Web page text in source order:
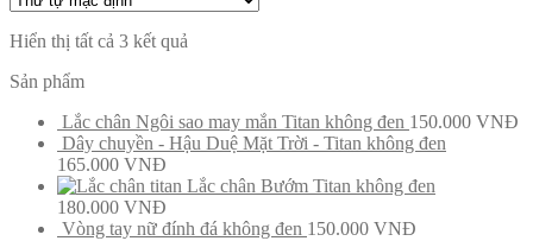
Hiển thị tất cả 3 kết quả
Sản phẩm
Lắc chân Ngôi sao may mắn Titan không đen 150.000 VNĐ
Dây chuyền - Hậu Duệ Mặt Trời - Titan không đen
165.000 VNĐ
Lắc chân Bướm Titan không đen
180.000 VNĐ
Vòng tay nữ đính đá không đen 150.000 VNĐ